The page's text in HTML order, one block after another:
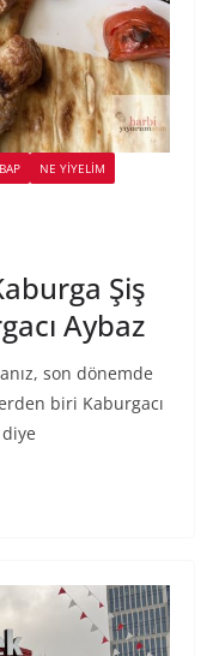
NE YİYELİM
Şiş
Aybaz
son dönemde
biri Kaburgacı